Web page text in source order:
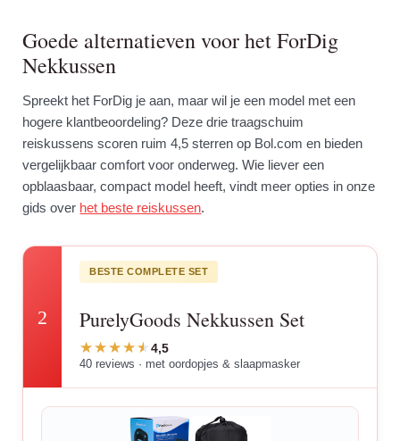
Goede alternatieven voor het ForDig
Nekkussen
Spreekt het ForDig je aan, maar wil je een model met een
hogere klantbeoordeling? Deze drie traagschuim
reiskussens scoren ruim 4,5 sterren op Bol.com en bieden
vergelijkbaar comfort voor onderweg. Wie liever een
opblaasbaar, compact model heeft, vindt meer opties in onze
gids over het beste reiskussen.
2
BESTE COMPLETE SET
PurelyGoods Nekkussen Set
4,5
40 reviews · met oordopjes & slaapmasker